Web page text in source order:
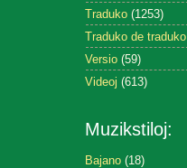
Traduko (1253)
Traduko de traduko
Versio (59)
Videoj (613)
Muzikstiloj:
Bajano (18)